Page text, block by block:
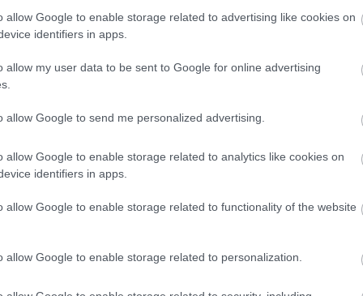
allow Google to enable storage related to advertising like cookies on
identifiers in apps.
allow my user data to be sent to Google for online advertising
allow Google to send me personalized advertising.
allow Google to enable storage related to analytics like cookies on
identifiers in apps.
allow Google to enable storage related to functionality of the website
allow Google to enable storage related to personalization.
élhetnek azok a személyek, akiket korábban
miatt már kitoloncoltak a
1 917 iraki állampolgár kísérelt meg kis hajókon
mért mintegy 2 600-zal. London a
tulajdonítja.
megállapodásokat éles bírálatok érték,